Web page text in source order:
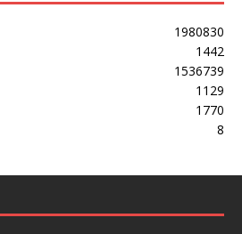
1980830
1442
1536739
1129
1770
8